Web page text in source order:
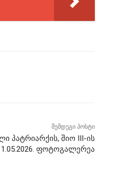
შემდეგი პოსტი
პატრიარქის, შიო III-ის
ფოტოგალერეა